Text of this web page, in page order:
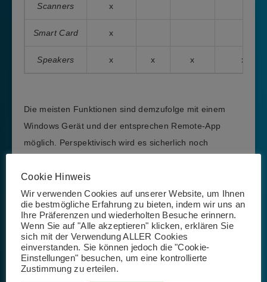
Scanners x
Smart Card x
Speakers x x x x
Die meisten Funktionen sind demzufolge mit einem
Windows Gerät und der entsprechen Remote-App
möglich. Perspektivisch wird es sicherlich noch
Für wen ist der Cloud-PC
geeignet?
Ursprünglich wollte Microsoft den Cloud-PC wohl vor
allem für Privatnutzer zur Verfügung stellen. Mit der
Corona-Pandemie und den Auswirkungen auf unsere
Cookie Hinweis
Wir verwenden Cookies auf unserer Website, um Ihnen
die bestmögliche Erfahrung zu bieten, indem wir uns an
Ihre Präferenzen und wiederholten Besuche erinnern.
Wenn Sie auf "Alle akzeptieren" klicken, erklären Sie
sich mit der Verwendung ALLER Cookies
einverstanden. Sie können jedoch die "Cookie-
Einstellungen" besuchen, um eine kontrollierte
Zustimmung zu erteilen.